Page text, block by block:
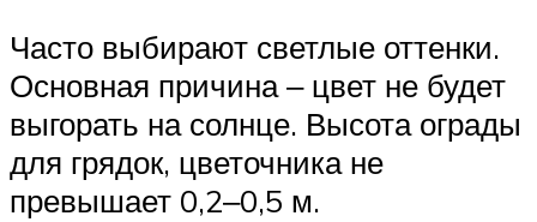
Часто выбирают светлые оттенки.
Основная причина ‒ цвет не будет
выгорать на солнце. Высота ограды
для грядок, цветочника не
превышает 0,2‒0,5 м.